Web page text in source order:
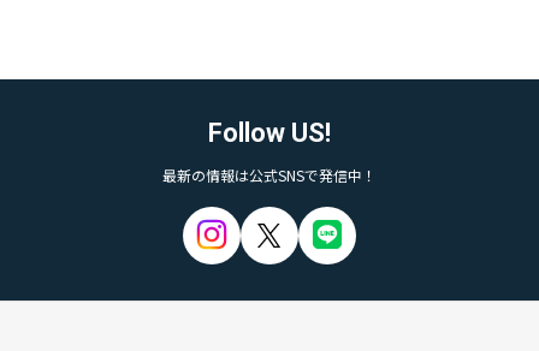
Follow US!
最新の情報は公式SNSで発信中！